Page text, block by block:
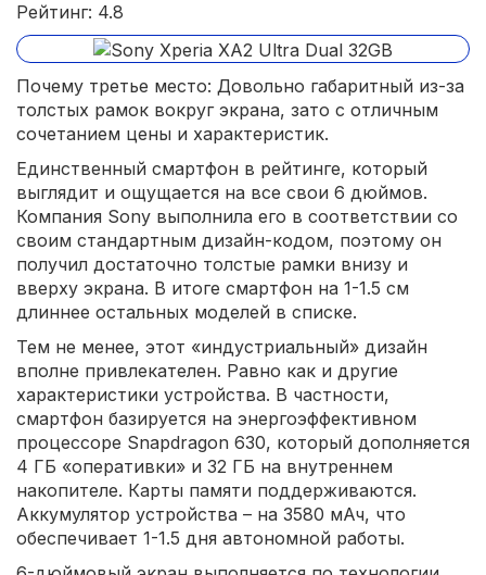
Рейтинг: 4.8
Почему третье место: Довольно габаритный из-за
толстых рамок вокруг экрана, зато с отличным
сочетанием цены и характеристик.
Единственный смартфон в рейтинге, который
выглядит и ощущается на все свои 6 дюймов.
Компания Sony выполнила его в соответствии со
своим стандартным дизайн-кодом, поэтому он
получил достаточно толстые рамки внизу и
вверху экрана. В итоге смартфон на 1-1.5 см
длиннее остальных моделей в списке.
Тем не менее, этот «индустриальный» дизайн
вполне привлекателен. Равно как и другие
характеристики устройства. В частности,
смартфон базируется на энергоэффективном
процессоре Snapdragon 630, который дополняется
4 ГБ «оперативки» и 32 ГБ на внутреннем
накопителе. Карты памяти поддерживаются.
Аккумулятор устройства – на 3580 мАч, что
обеспечивает 1-1.5 дня автономной работы.